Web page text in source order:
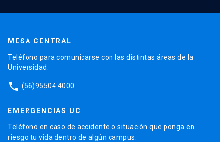
MESA CENTRAL
Teléfono para comunicarse con las distintas áreas de la
Universidad.
phone (56)95504 4000
EMERGENCIAS UC
Teléfono en caso de accidente o situación que ponga en
riesgo tu vida dentro de algún campus.